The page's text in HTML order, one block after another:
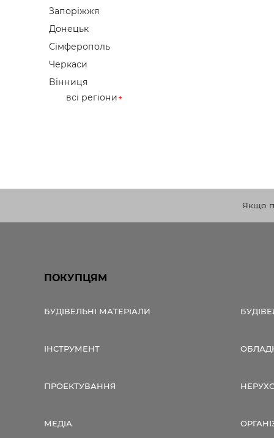
Запоріжжя
Донецьк
Сімферополь
Черкаси
Вінниця
всі регіони
Якщо
ПОКУПЦЯМ
БУДІВЕЛЬНІ МАТЕРІАЛИ
ІНСТРУМЕНТ
ПРОЕКТУВАННЯ
МЕДІА